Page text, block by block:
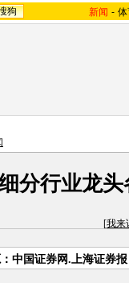
狗 新闻 -
分行业龙
[我来
中国证券网.上海证券